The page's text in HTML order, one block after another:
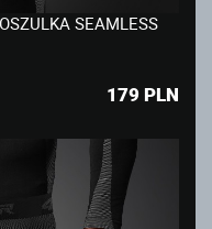
SEAMLESS
179 PLN